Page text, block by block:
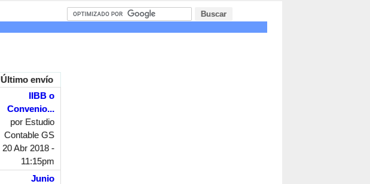
Último envío
IIBB o
Convenio...
por Estudio
Contable GS
20 Abr 2018 -
11:15pm
Junio